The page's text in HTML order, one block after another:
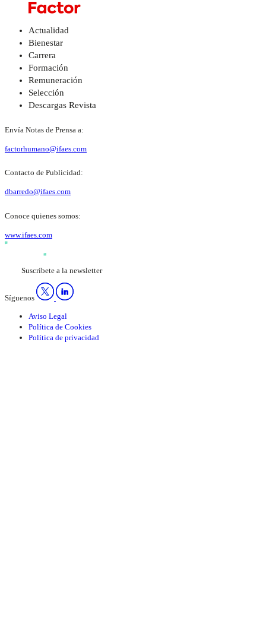
Actualidad
Bienestar
Carrera
Formación
Remuneración
Selección
Descargas Revista
Envía Notas de Prensa a:
factorhumano@ifaes.com
Contacto de Publicidad:
dbarredo@ifaes.com
Conoce quienes somos:
www.ifaes.com
Suscríbete a la newsletter
Síguenos
Aviso Legal
Política de Cookies
Política de privacidad